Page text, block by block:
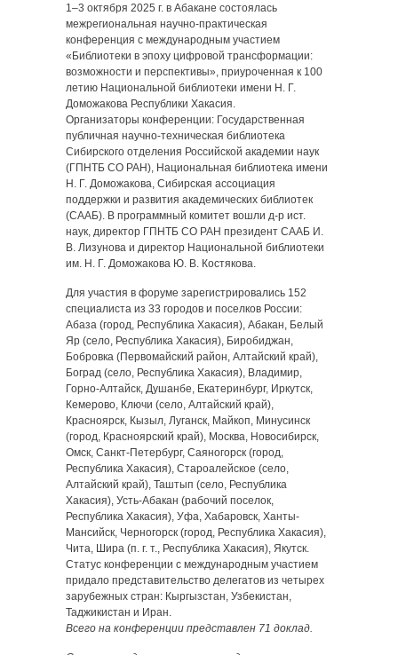
1–3 октября 2025 г. в Абакане состоялась
межрегиональная научно-практическая
конференция с международным участием
«Библиотеки в эпоху цифровой трансформации:
возможности и перспективы», приуроченная к 100
летию Национальной библиотеки имени Н. Г.
Доможакова Республики Хакасия.
Организаторы конференции: Государственная
публичная научно-техническая библиотека
Сибирского отделения Российской академии наук
(ГПНТБ СО РАН), Национальная библиотека имени
Н. Г. Доможакова, Сибирская ассоциация
поддержки и развития академических библиотек
(СААБ). В программный комитет вошли д-р ист.
наук, директор ГПНТБ СО РАН президент СААБ И.
В. Лизунова и директор Национальной библиотеки
им. Н. Г. Доможакова Ю. В. Костякова.
Для участия в форуме зарегистрировались 152
специалиста из 33 городов и поселков России:
Абаза (город, Республика Хакасия), Абакан, Белый
Яр (село, Республика Хакасия), Биробиджан,
Бобровка (Первомайский район, Алтайский край),
Боград (село, Республика Хакасия), Владимир,
Горно-Алтайск, Душанбе, Екатеринбург, Иркутск,
Кемерово, Ключи (село, Алтайский край),
Красноярск, Кызыл, Луганск, Майкоп, Минусинск
(город, Красноярский край), Москва, Новосибирск,
Омск, Санкт-Петербург, Саяногорск (город,
Республика Хакасия), Староалейское (село,
Алтайский край), Таштып (село, Республика
Хакасия), Усть-Абакан (рабочий поселок,
Республика Хакасия), Уфа, Хабаровск, Ханты-
Мансийск, Черногорск (город, Республика Хакасия),
Чита, Шира (п. г. т., Республика Хакасия), Якутск.
Статус конференции с международным участием
придало представительство делегатов из четырех
зарубежных стран: Кыргызстан, Узбекистан,
Таджикистан и Иран.
Всего на конференции представлен 71 доклад.